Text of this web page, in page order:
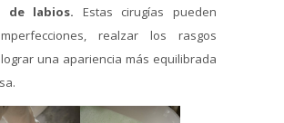
de labios. Estas cirugías pueden
realzar los rasgos
una apariencia más equilibrada